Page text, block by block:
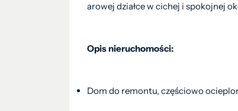
arowej działce w cichej i spokojnej
Opis nieruchomości:
Dom do remontu, częściowo